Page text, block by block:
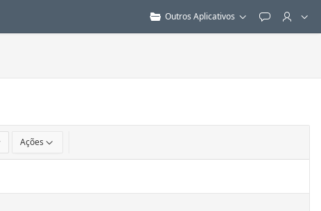
Outros Aplicativos Feedback
Ações